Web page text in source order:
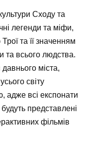
Сходу та
легенди та міфи,
та її значенням
та всього людства.
міста,
світу
адже всі експонати
представлені
фільмів